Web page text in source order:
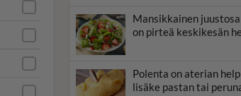
Mansikkainen
on pirteä keskikesän
Polenta on aterian
lisäke pastan tai